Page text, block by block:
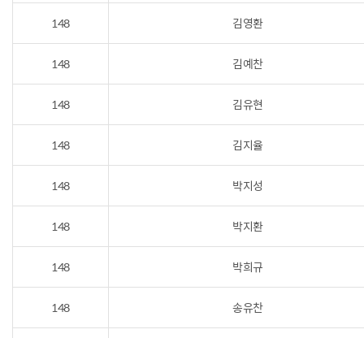
148 김영환
148 김예찬
148 김유현
148 김지율
148 박지성
148 박지환
148 박희규
148 송유찬